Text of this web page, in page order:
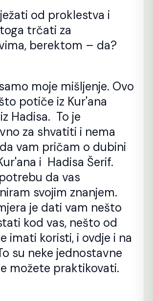
od proklestva i
trčati za
berektom – da?
moje mišljenje. Ovo
potiče iz Kur'ana
Hadisa. To je
za shvatiti i nema
vam pričam o dubini
i Hadisa Šerif.
da vas
svojim znanjem.
je dati vam nešto
kod vas, nešto od
imati koristi, i ovdje i na
su neke jednostavne
možete praktikovati.